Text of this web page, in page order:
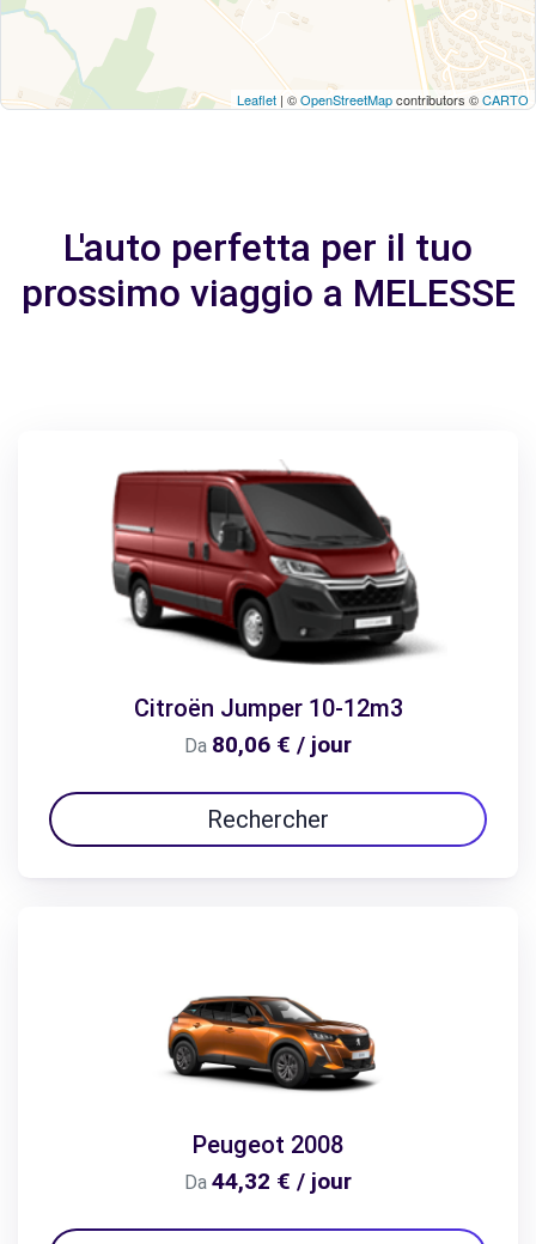
Leaflet | ©OpenStreetMapcontributors ©CARTO
L'auto perfetta per il tuo
prossimo viaggio a MELESSE
Citroën Jumper 10-12m3
Da 80,06 € / jour
Rechercher
Peugeot 2008
Da 44,32 € / jour